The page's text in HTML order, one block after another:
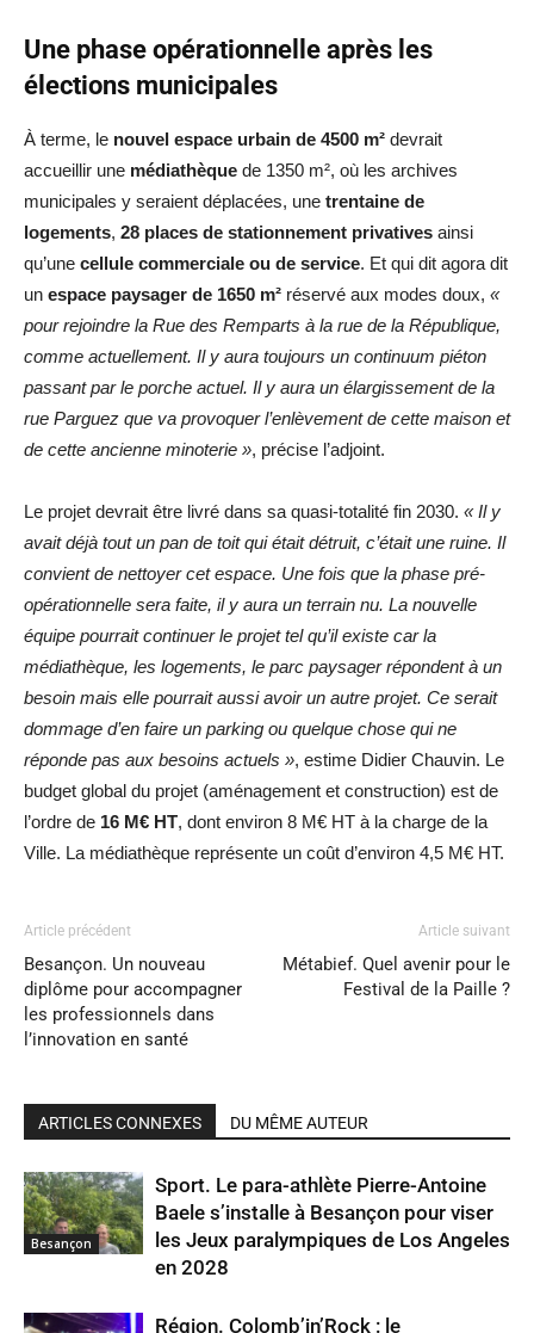
Une phase opérationnelle après les
élections municipales
À terme, le nouvel espace urbain de 4500 m² devrait
accueillir une médiathèque de 1350 m², où les archives
municipales y seraient déplacées, une trentaine de
logements, 28 places de stationnement privatives ainsi
qu’une cellule commerciale ou de service. Et qui dit agora dit
un espace paysager de 1650 m² réservé aux modes doux, «
pour rejoindre la Rue des Remparts à la rue de la République,
comme actuellement. Il y aura toujours un continuum piéton
passant par le porche actuel. Il y aura un élargissement de la
rue Parguez que va provoquer l’enlèvement de cette maison et
de cette ancienne minoterie », précise l’adjoint.
Le projet devrait être livré dans sa quasi-totalité fin 2030. « Il y
avait déjà tout un pan de toit qui était détruit, c’était une ruine. Il
convient de nettoyer cet espace. Une fois que la phase pré-
opérationnelle sera faite, il y aura un terrain nu. La nouvelle
équipe pourrait continuer le projet tel qu’il existe car la
médiathèque, les logements, le parc paysager répondent à un
besoin mais elle pourrait aussi avoir un autre projet. Ce serait
dommage d’en faire un parking ou quelque chose qui ne
réponde pas aux besoins actuels », estime Didier Chauvin. Le
budget global du projet (aménagement et construction) est de
l’ordre de 16 M€ HT, dont environ 8 M€ HT à la charge de la
Ville. La médiathèque représente un coût d’environ 4,5 M€ HT.
Article précédent
Besançon. Un nouveau
diplôme pour accompagner
les professionnels dans
l’innovation en santé
Article suivant
Métabief. Quel avenir pour le
Festival de la Paille ?
ARTICLES CONNEXES DU MÊME AUTEUR
Besançon
Sport. Le para-athlète Pierre-Antoine
Baele s’installe à Besançon pour viser
les Jeux paralympiques de Los Angeles
en 2028
Région. Colomb’in’Rock : le